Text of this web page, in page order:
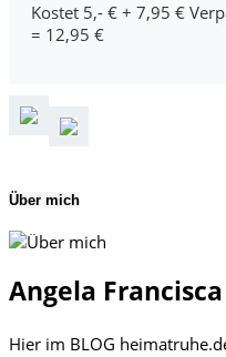
Kostet 5,- € + 7,95 €
= 12,95 €
Über mich
Angela
Hier im BLOG